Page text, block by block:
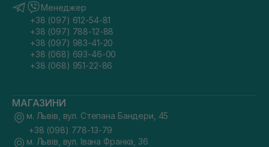
Менеджер
+38 (097) 612-54-81
+38 (097) 788-12-88
+38 (097) 983-41-20
+38 (068) 693-46-00
+38 (068) 951-22-86
МАГАЗИНИ
м. Львів, вул. Степана Бандери, 45
+38 (098) 778-13-79
м. Львів, вул. Івана Франка, 36